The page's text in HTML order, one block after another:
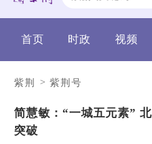
首页 时政 视频
紫荆 > 紫荆号
简慧敏：“一城五元素”
突破